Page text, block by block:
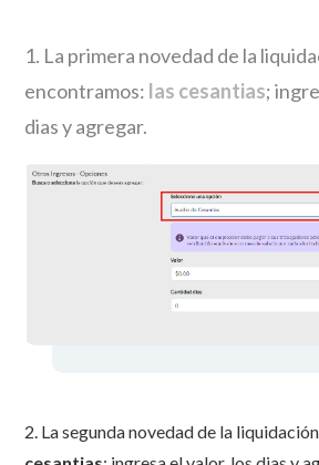
1. La primera novedad de la
encontramos: las cesantias;
dias y agregar.
2. La segunda novedad de la